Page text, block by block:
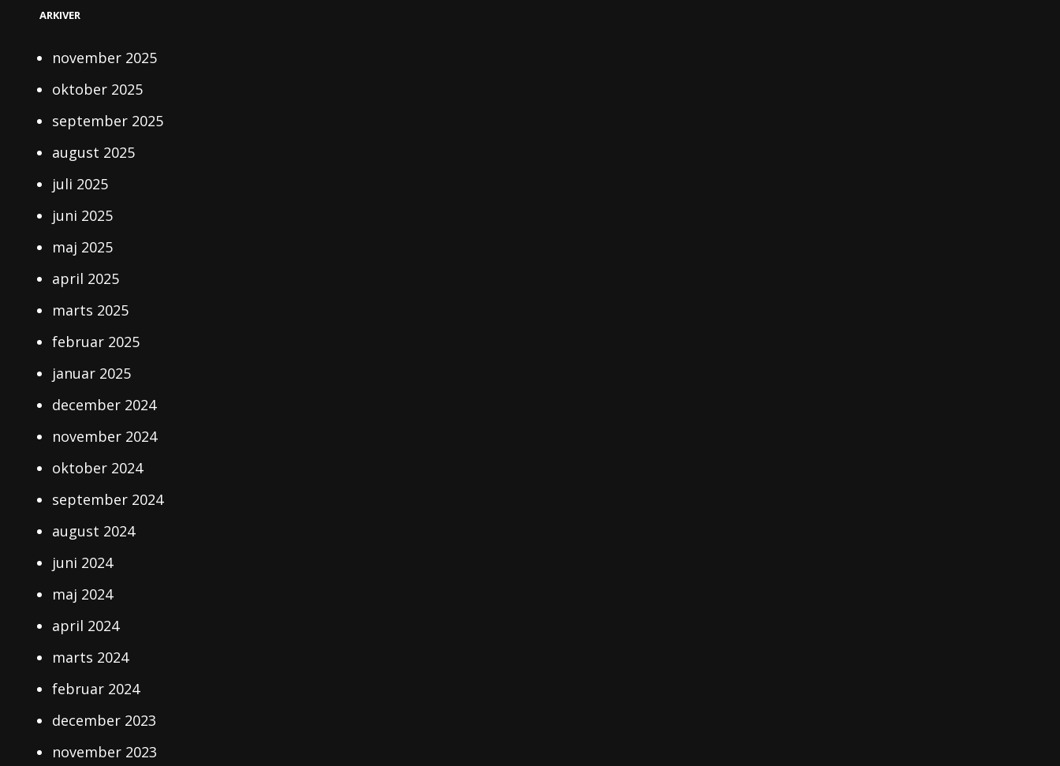
ARKIVER
november 2025
oktober 2025
september 2025
august 2025
juli 2025
juni 2025
maj 2025
april 2025
marts 2025
februar 2025
januar 2025
december 2024
november 2024
oktober 2024
september 2024
august 2024
juni 2024
maj 2024
april 2024
marts 2024
februar 2024
december 2023
november 2023